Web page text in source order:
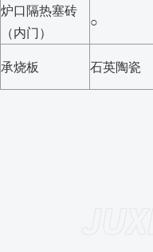
炉口隔热塞砖
（内门）
○
承烧板 石英陶瓷